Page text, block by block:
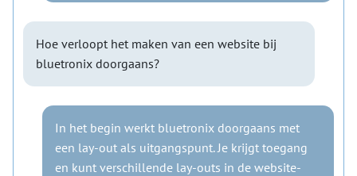
Hoe verloopt het maken van een website bij
bluetronix doorgaans?
In het begin werkt bluetronix doorgaans met
een lay-out als uitgangspunt. Je krijgt toegang
en kunt verschillende lay-outs in de website-